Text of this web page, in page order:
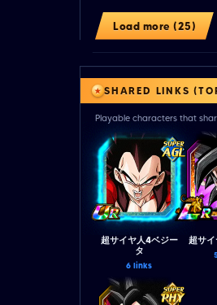
Load more (25)
SHARED LINKS
Playable characters that
超サイヤ人4ベジー
タ
6 links
超サ